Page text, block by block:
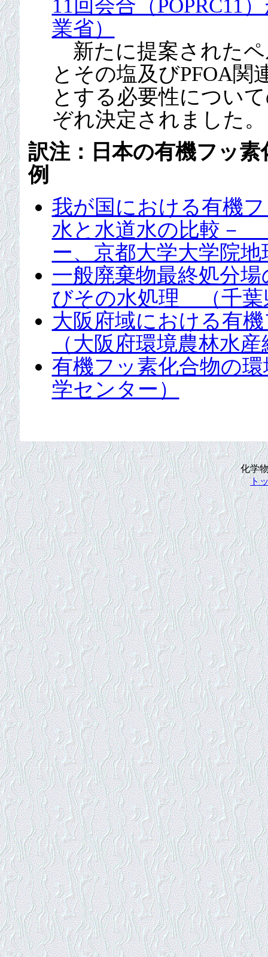
11回会合（
業省）
新たに提案されたペ
とその塩及びPFOA関
とする必要性につい
ぞれ決定されました。
訳注：日本の有機フッ
例
我が国における有機
水と水道水の比較－
ー、京都大学大学院
一般廃棄物最終処分
びその水処理 （千葉
大阪府域における有
（大阪府環境農林水
有機フッ素化合物の
学センター）
化学
ト